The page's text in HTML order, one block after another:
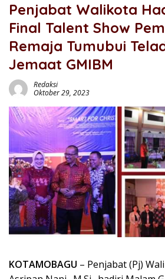
Penjabat Walikota
Final Talent Show
Remaja Tumubui
Jemaat GMIBM
Redaksi
Oktober 29, 2023
KOTAMOBAGU – Penjabat (Pj)